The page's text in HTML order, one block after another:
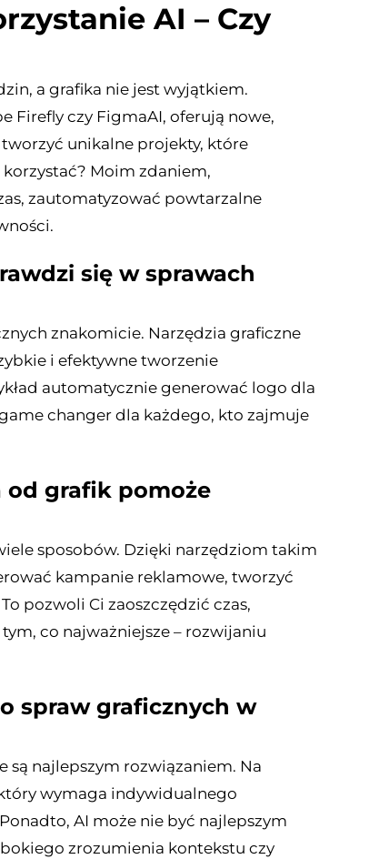
AI – Czy
a grafika nie jest wyjątkiem.
Firefly czy FigmaAI, oferują nowe,
unikalne projekty, które
Moim zdaniem,
zautomatyzować powtarzalne
się w sprawach
znakomicie. Narzędzia graficzne
i efektywne tworzenie
automatycznie generować logo dla
changer dla każdego, kto zajmuje
od grafik pomoże
sposobów. Dzięki narzędziom takim
kampanie reklamowe, tworzyć
pozwoli Ci zaoszczędzić czas,
co najważniejsze – rozwijaniu
spraw graficznych w
są najlepszym rozwiązaniem. Na
wymaga indywidualnego
AI może nie być najlepszym
zrozumienia kontekstu czy